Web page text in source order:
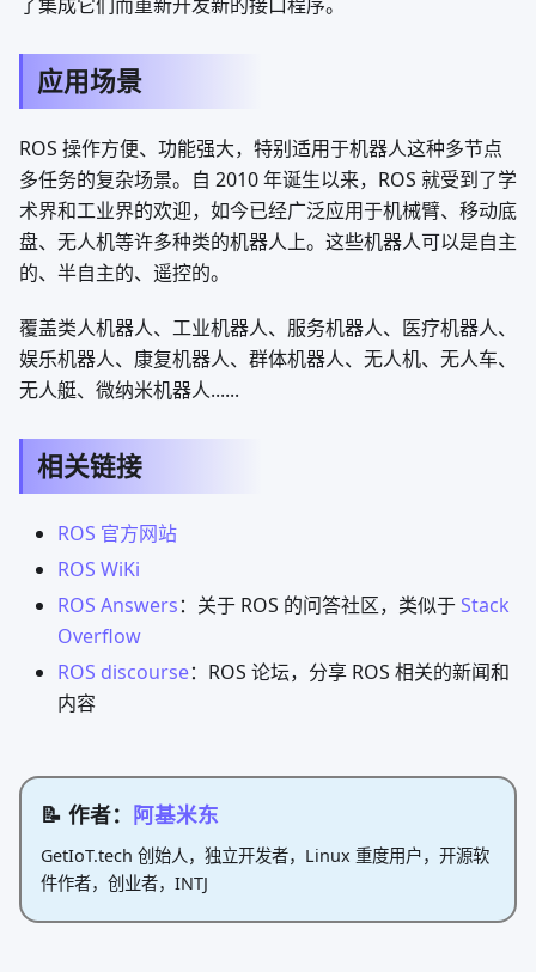
应用场景
ROS 操作方便、功能强大，特别适用于机器人这种多节点
多任务的复杂场景。自 2010 年诞生以来，ROS 就受到了学
术界和工业界的欢迎，如今已经广泛应用于机械臂、移动底
盘、无人机等许多种类的机器人上。这些机器人可以是自主
的、半自主的、遥控的。
覆盖类人机器人、工业机器人、服务机器人、医疗机器人、
娱乐机器人、康复机器人、群体机器人、无人机、无人车、
无人艇、微纳米机器人......
相关链接
ROS 官方网站
ROS WiKi
ROS Answers：关于 ROS 的问答社区，类似于Stack
Overflow
ROS discourse：ROS 论坛，分享 ROS 相关的新闻和
内容
📝 作者： 阿基米东
GetIoT.tech 创始人，独立开发者，Linux 重度用户，开源软
件作者，创业者，INTJ